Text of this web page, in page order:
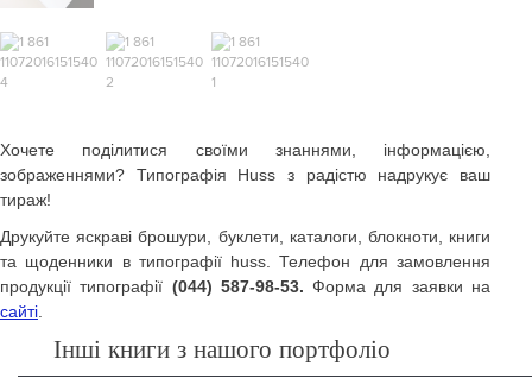
Хочете поділитися своїми знаннями, інформацією,
зображеннями? Типографія Huss з радістю надрукує ваш
тираж!
Друкуйте яскраві брошури, буклети, каталоги, блокноти, книги
та щоденники в типографії huss. Телефон для замовлення
продукції типографії (044) 587-98-53. Форма для заявки на
сайті
Інші книги з нашого портфоліо